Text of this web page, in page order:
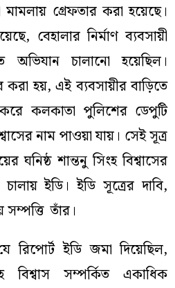
গ্রেফতার করা হয়েছে।
বেহালার নির্মাণ ব্যবসায়ী
অভিযান চালানো হয়েছিল।
করা হয়, এই ব্যবসায়ীর বাড়িতে
করে কলকাতা পুলিশের ডেপুটি
নাম পাওয়া যায়। সেই সূত্র
ঘনিষ্ঠ শান্তনু সিংহ বিশ্বাসের
ইডি। ইডি সূত্রের দাবি,
তাঁর।
ইডি জমা দিয়েছিল,
বিশ্বাস সম্পর্কিত একাধিক